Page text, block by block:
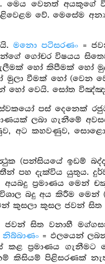
මෙය වෙනත් අයකුගේ
වේ. මෙසේම
මනො පටිසරණං =
ගෝචර විෂයය
හෝ කිපීමක් හෝ
වීමක් හෝ (වෙන
වෙයි. සෝත
පස් දෙනෙක්
ලබා ගැනීමේ
අට කහවණුව,
(පන්සියයේ ඉඩම්
පහ දැක්විය යුතුය.
ප්‍රමාණය මෙන්
බදු අය කිරීම
කුසලා කුසල ජවන් සිත
සිත වනාහී
නිබ්බාණං = ඵලයෙන්
කළ ප්‍රමාණය ගැනීමට
කිසියම් පිළිසරණක්